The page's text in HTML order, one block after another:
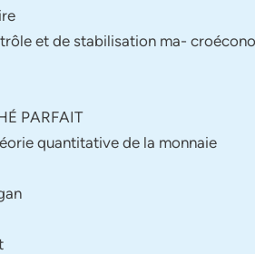
et de stabilisation ma-
PARFAIT
quantitative de la monnaie